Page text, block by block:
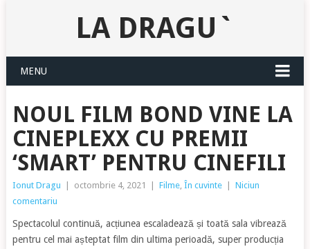
LA DRAGU`
MENU
NOUL FILM BOND VINE LA
CINEPLEXX CU PREMII
‘SMART’ PENTRU CINEFILI
Ionut Dragu octombrie 4, 2021 Filme, În cuvinte
Niciun
comentariu
Spectacolul continuă, acțiunea escaladează și toată sala vibrează
pentru cel mai așteptat film din ultima perioadă, super producția